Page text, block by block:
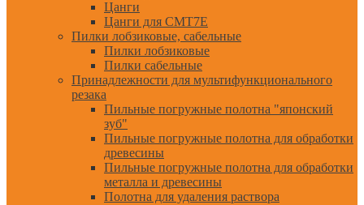
Цанги
Цанги для CMT7E
Пилки лобзиковые, сабельные
Пилки лобзиковые
Пилки сабельные
Принадлежности для мультифункционального
резака
Пильные погружные полотна "японский
зуб"
Пильные погружные полотна для обработки
древесины
Пильные погружные полотна для обработки
металла и древесины
Полотна для удаления раствора